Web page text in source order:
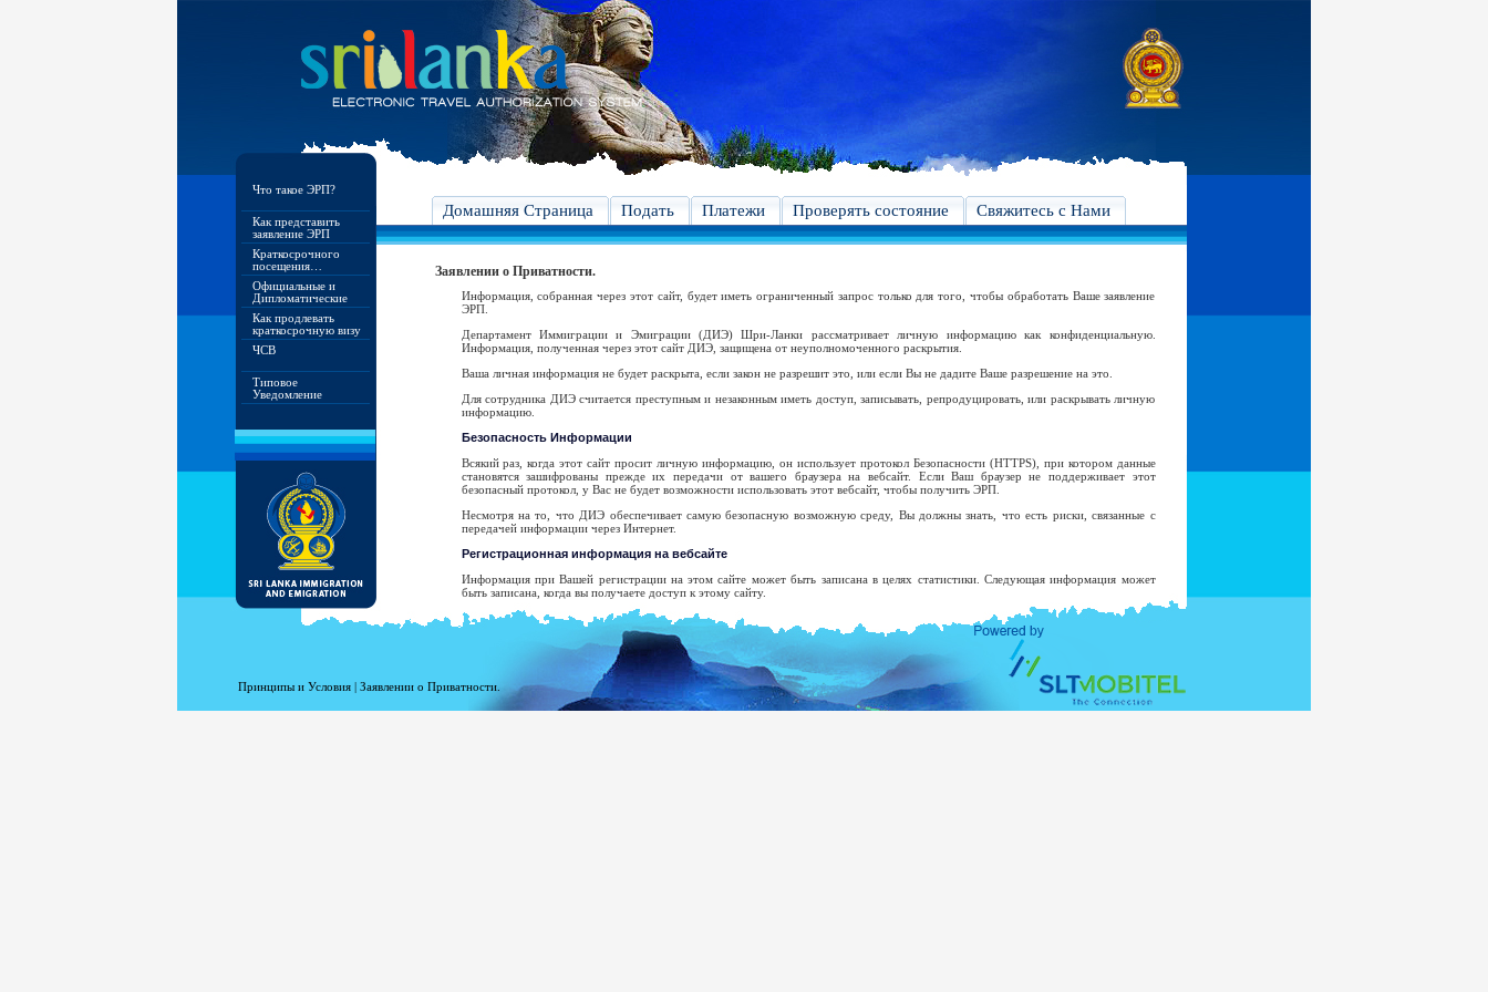
Что такое ЭРП?
Как представить
заявление ЭРП
Краткосрочного
посещения…
Официальные и
Дипломатические
Как продлевать
краткосрочную визу
ЧСВ
Типовое
Уведомление
Домашняя Страница Подать Платежи Проверять состояние Свяжитесь с Нами
Заявлении о Приватности.
Информация, собранная через этот сайт, будет иметь ограниченный запрос только для того, чтобы обработать Ваше заявление
ЭРП.
Департамент Иммиграции и Эмиграции (ДИЭ) Шри-Ланки рассматривает личную информацию как конфиденциальную.
Информация, полученная через этот сайт ДИЭ, защищена от неуполномоченного раскрытия.
Ваша личная информация не будет раскрыта, если закон не разрешит это, или если Вы не дадите Ваше разрешение на это.
Для сотрудника ДИЭ считается преступным и незаконным иметь доступ, записывать, репродуцировать, или раскрывать личную
информацию.
Безопасность Информации
Всякий раз, когда этот сайт просит личную информацию, он использует протокол Безопасности (HTTPS), при котором данные
становятся зашифрованы прежде их передачи от вашего браузера на вебсайт. Если Ваш браузер не поддерживает этот
безопасный протокол, у Вас не будет возможности использовать этот вебсайт, чтобы получить ЭРП.
Несмотря на то, что ДИЭ обеспечивает самую безопасную возможную среду, Вы должны знать, что есть риски, связанные с
передачей информации через Интернет.
Регистрационная информация на вебсайте
Информация при Вашей регистрации на этом сайте может быть записана в целях статистики. Следующая информация может
быть записана, когда вы получаете доступ к этому сайту.
Ваше доменное имя высшего уровня.
Адрес Вашего сервера.
Дата и время посещения сайта.
Страницы доступа.
Принципы и Условия | Заявлении о Приватности.